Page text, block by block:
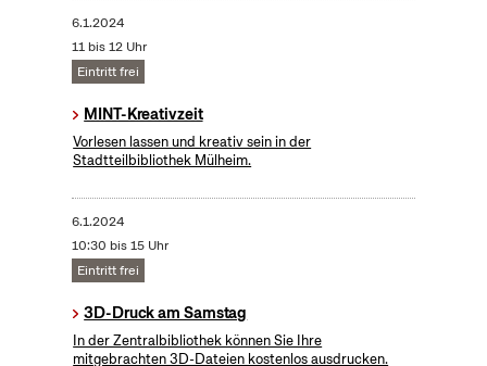
6.1.2024
11 bis 12 Uhr
Eintritt frei
MINT-Kreativzeit
Vorlesen lassen und kreativ sein in der
Stadtteilbibliothek Mülheim.
6.1.2024
10:30 bis 15 Uhr
Eintritt frei
3D-Druck am Samstag
In der Zentralbibliothek können Sie Ihre
mitgebrachten 3D-Dateien kostenlos ausdrucken.